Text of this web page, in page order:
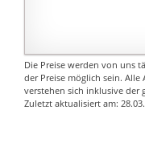
Die Preise werden von uns
der Preise möglich sein. Alle
verstehen sich inklusive der
Zuletzt aktualisiert am: